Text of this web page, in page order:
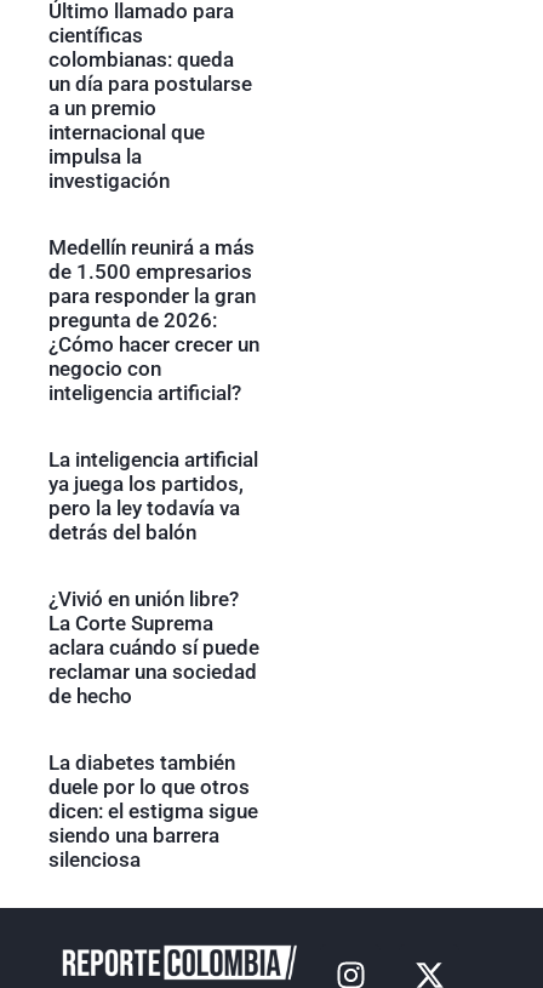
Último llamado para
científicas
colombianas: queda
un día para postularse
a un premio
internacional que
impulsa la
investigación
Medellín reunirá a más
de 1.500 empresarios
para responder la gran
pregunta de 2026:
¿Cómo hacer crecer un
negocio con
inteligencia artificial?
La inteligencia artificial
ya juega los partidos,
pero la ley todavía va
detrás del balón
¿Vivió en unión libre?
La Corte Suprema
aclara cuándo sí puede
reclamar una sociedad
de hecho
La diabetes también
duele por lo que otros
dicen: el estigma sigue
siendo una barrera
silenciosa